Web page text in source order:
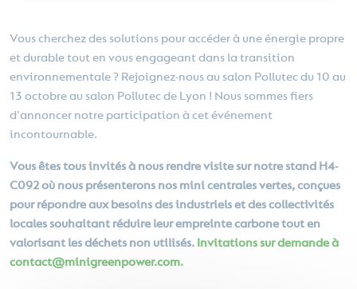
Vous cherchez des solutions pour accéder à une énergie propre
et durable tout en vous engageant dans la transition
environnementale ? Rejoignez-nous au salon Pollutec du 10 au
13 octobre au salon Pollutec de Lyon ! Nous sommes fiers
d'annoncer notre participation à cet événement
incontournable.
Vous êtes tous invités à nous rendre visite sur notre stand H4-
C092 où nous présenterons nos mini centrales vertes, conçues
pour répondre aux besoins des industriels et des collectivités
locales souhaitant réduire leur empreinte carbone tout en
valorisant les déchets non utilisés. Invitations sur demande à
contact@minigreenpower.com.